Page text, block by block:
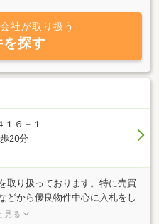
お気軽にお問い合わせくださ
社が取り扱う
探す
１６－１
20分
取り扱っております。特に売買
どから優良物件中心に入札をし
の方々が購入し易いように、開
見る